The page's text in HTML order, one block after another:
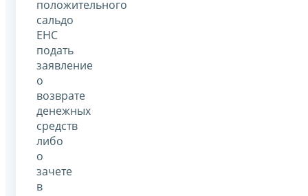
положительного
сальдо
ЕНС
подать
заявление
о
возврате
денежных
средств
либо
о
зачете
в